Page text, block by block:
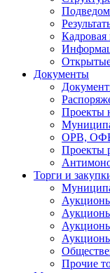
Кадровая
Документы
Проекты
ОРВ,
Проекты
Торги и
Прочие